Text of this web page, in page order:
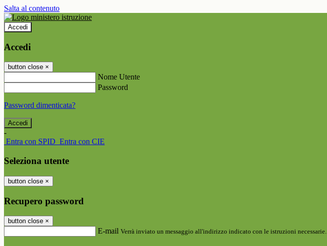
Salta al contenuto
Accedi
Accedi
button close ×
Nome Utente
Password
Password dimenticata?
-
Entra con SPID Entra con CIE
Seleziona utente
button close ×
Recupero password
button close ×
E-mail Verrà inviato un messaggio all'indirizzo indicato con le istruzioni necessarie.